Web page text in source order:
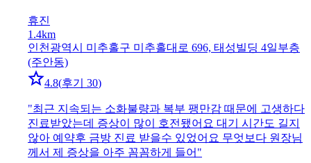
휴진
1.4km
인천광역시 미추홀구 미추홀대로 696, 태성빌딩 4일부층
(주안동)
4.8(후기 30)
"최근 지속되는 소화불량과 복부 팽만감 때문에 고생하다
진료받았는데 증상이 많이 호전됐어요 대기 시간도 길지
않아 예약후 금방 진료 받을수 있었어요 무엇보다 원장님
께서 제 증상을 아주 꼼꼼하게 들어 "